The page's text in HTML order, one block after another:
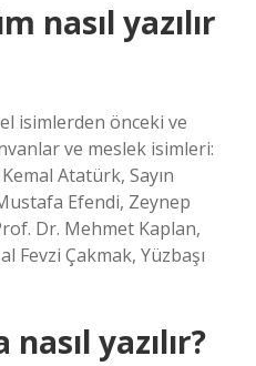
nasıl yazılır
isimlerden önceki ve
ve meslek isimleri:
Atatürk, Sayın
Efendi, Zeynep
Dr. Mehmet Kaplan,
Fevzi Çakmak, Yüzbaşı
yazılır?